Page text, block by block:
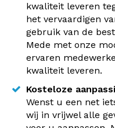
kwaliteit leveren
het vervaardigen
gebruik van de
Mede met onze
ervaren
kwaliteit leveren.
Kosteloze
Wenst u een net
wij in vrijwel alle